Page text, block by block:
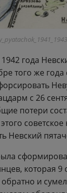
года
того же
с 26
потери
Невский
которая 9
и